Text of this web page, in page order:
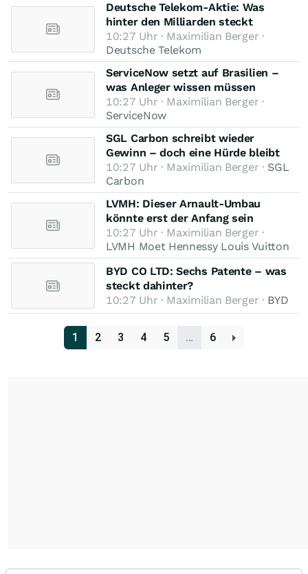
Deutsche Telekom-Aktie: Was
hinter den Milliarden steckt
10:27 Uhr · Maximilian Berger ·
Deutsche Telekom
ServiceNow setzt auf Brasilien –
was Anleger wissen müssen
10:27 Uhr · Maximilian Berger ·
ServiceNow
SGL Carbon schreibt wieder
Gewinn – doch eine Hürde bleibt
10:27 Uhr · Maximilian Berger · SGL
Carbon
LVMH: Dieser Arnault-Umbau
könnte erst der Anfang sein
10:27 Uhr · Maximilian Berger ·
LVMH Moet Hennessy Louis Vuitton
BYD CO LTD: Sechs Patente – was
steckt dahinter?
10:27 Uhr · Maximilian Berger · BYD
1 2 3 4 5 … 6